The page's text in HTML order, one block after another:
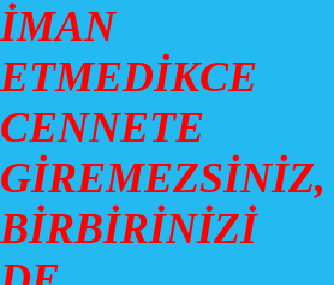
İMAN
ETMEDİKCE
CENNETE
GİREMEZSİNİZ,
BİRBİRİNİZİ